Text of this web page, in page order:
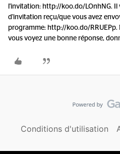
l'invitation: http://koo.do/LOnhNG.
d'invitation reçu/que vous avez
programme: http://koo.do/RRUEPp.
vous voyez une bonne réponse,
Conditions d'utilisation